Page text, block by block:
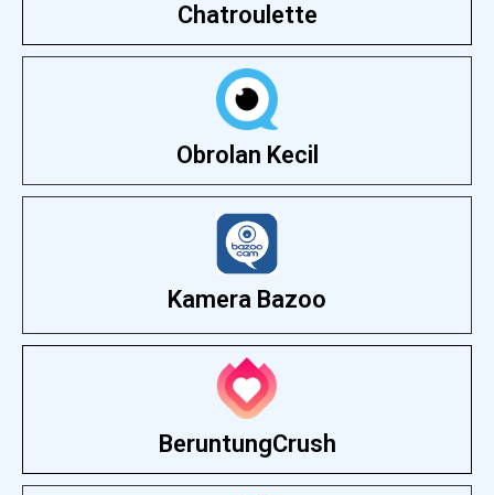
Chatroulette
Obrolan Kecil
Kamera Bazoo
BeruntungCrush